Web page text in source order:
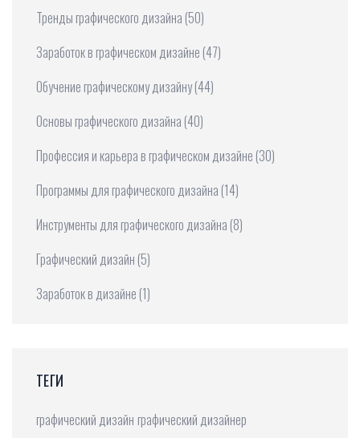
Тренды графического дизайна (50)
Заработок в графическом дизайне (47)
Обучение графическому дизайну(44)
Основы графического дизайна (40)
Профессия и карьера в графическом дизайне (30)
Программы для графического дизайна (14)
Инструменты для графического дизайна (8)
Графический дизайн (5)
Заработок в дизайне (1)
ТЕГИ
графический дизайн графический дизайнер